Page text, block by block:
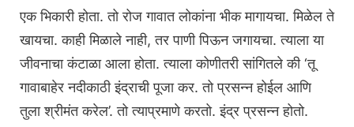
एक भिकारी होता. तो रोज गावात लोकांना भीक मागायचा. मिळेल ते
खायचा. काही मिळाले नाही, तर पाणी पिऊन जगायचा. त्याला या
जीवनाचा कंटाळा आला होता. त्याला कोणीतरी सांगितले की ‘तू
गावाबाहेर नदीकाठी इंद्राची पूजा कर. तो प्रसन्न होईल आणि
तुला श्रीमंत करेल’. तो त्याप्रमाणे करतो. इंद्र प्रसन्न होतो.